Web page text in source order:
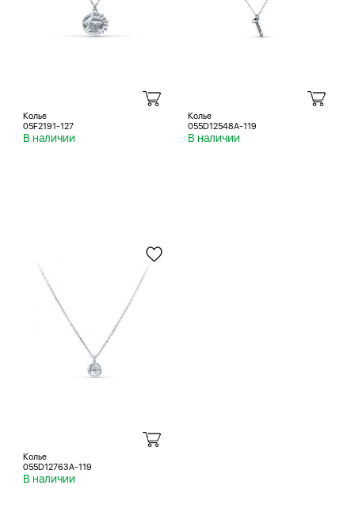
Колье
05F2191-127
В наличии
Колье
055D12548A-119
В наличии
Колье
055D12763A-119
В наличии